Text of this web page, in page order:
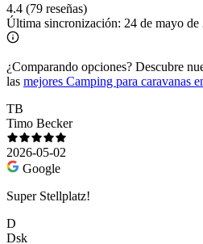
4.4 (79 reseñas)
Última sincronización: 24 de mayo de
¿Comparando opciones? Descubre
las mejores Camping para caravanas
TB
Timo Becker
2026-05-02
Google
Super Stellplatz!
D
Dsk